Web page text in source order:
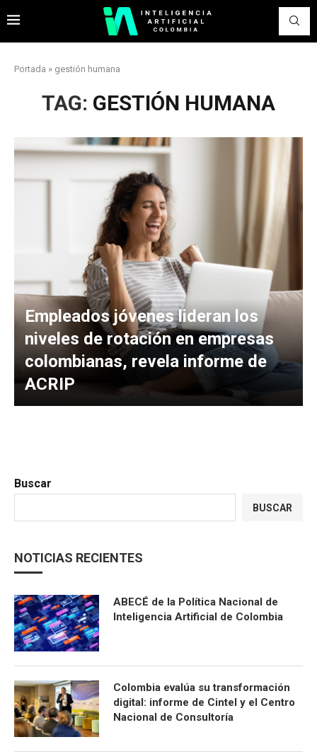
Portada » gestión humana
TAG: GESTIÓN HUMANA
Empleados jóvenes lideran los
niveles de rotación en empresas
colombianas, revela informe de
ACRIP
Buscar
BUSCAR
NOTICIAS RECIENTES
ABECÉ de la Política Nacional de
Inteligencia Artificial de Colombia
Colombia evalúa su transformación
digital: informe de Cintel y el Centro
Nacional de Consultoría